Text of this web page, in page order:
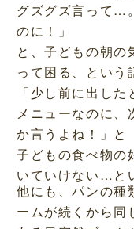
グズグズ言って…
のに！」
と、子どもの朝の
って困る、という
「少し前に出し
メニューなのに、
か言うよね！」と
子どもの食べ物の
いていけない…と
他にも、パンの種
ームが続くから同